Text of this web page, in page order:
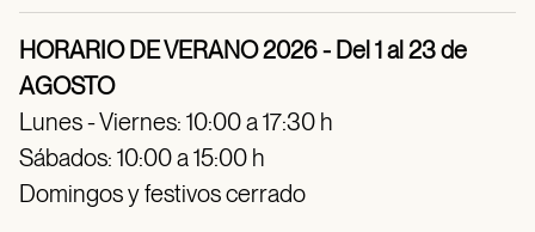
HORARIO DE VERANO 2026 - Del 1 al 23 de
AGOSTO
Lunes - Viernes: 10:00 a 17:30 h
Sábados: 10:00 a 15:00 h
Domingos y festivos cerrado